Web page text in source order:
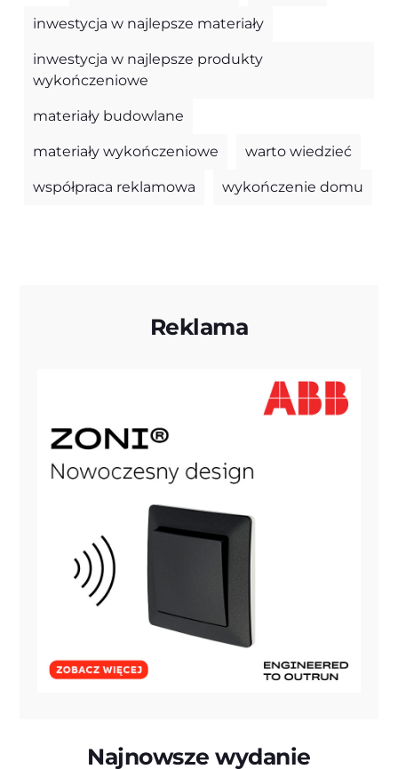
inwestycja w najlepsze materiały
inwestycja w najlepsze produkty
wykończeniowe
materiały budowlane
materiały wykończeniowe warto wiedzieć
współpraca reklamowa wykończenie domu
Reklama
Najnowsze wydanie